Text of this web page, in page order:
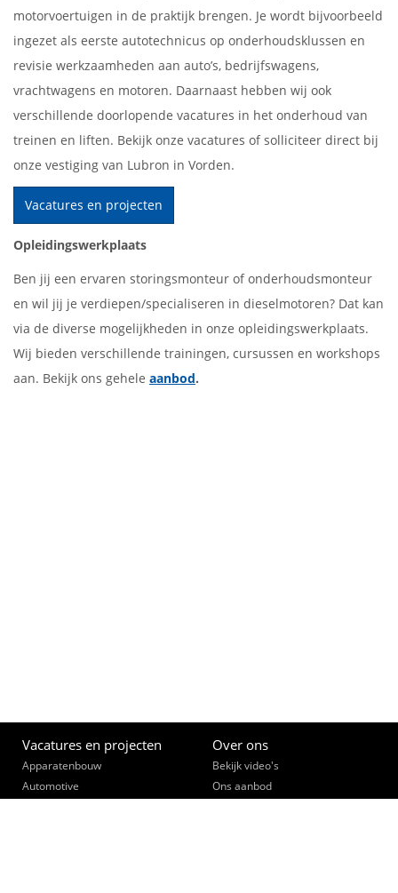
motorvoertuigen in de praktijk brengen. Je wordt bijvoorbeeld
ingezet als eerste autotechnicus op onderhoudsklussen en
revisie werkzaamheden aan auto’s, bedrijfswagens,
vrachtwagens en motoren. Daarnaast hebben wij ook
verschillende doorlopende vacatures in het onderhoud van
treinen en liften. Bekijk onze vacatures of solliciteer direct bij
onze vestiging van Lubron in Vorden.
Vacatures en projecten
Opleidingswerkplaats
Ben jij een ervaren storingsmonteur of onderhoudsmonteur
en wil jij je verdiepen/specialiseren in dieselmotoren? Dat kan
via de diverse mogelijkheden in onze opleidingswerkplaats.
Wij bieden verschillende trainingen, cursussen en workshops
aan. Bekijk ons gehele aanbod.
Vacatures en projecten
Apparatenbouw
Automotive
Over ons
Bekijk video's
Ons aanbod